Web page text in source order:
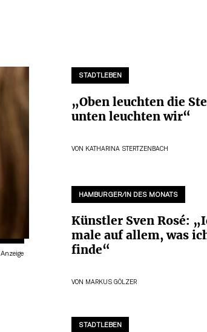
Anzeige
STADTLEBEN
„Oben leuchten die
unten leuchten wir“
VON KATHARINA STERTZENBACH
HAMBURGER/IN DES MONATS
Künstler Sven Rosé:
male auf allem, was
finde“
VON MARKUS GÖLZER
STADTLEBEN